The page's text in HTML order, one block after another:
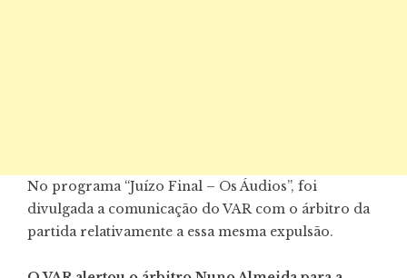
No programa “Juízo Final – Os Áudios”, foi
divulgada a comunicação do VAR com o árbitro da
partida relativamente a essa mesma expulsão.